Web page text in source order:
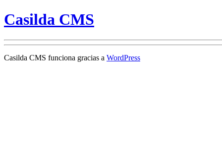
Casilda CMS
Casilda CMS funciona gracias a WordPress